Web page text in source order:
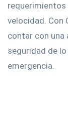
requerimientos
velocidad. Con
contar con una
seguridad de
emergencia.